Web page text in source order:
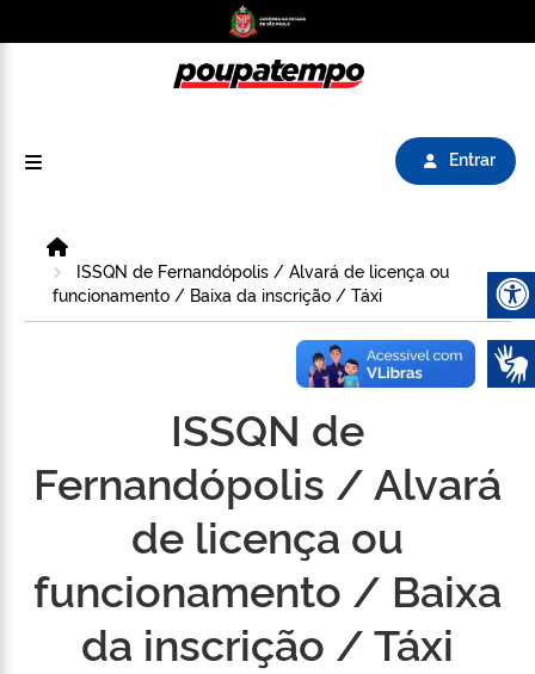
Entrar
ISSQN de Fernandópolis / Alvará de licença ou
funcionamento / Baixa da inscrição / Táxi
ISSQN de
Fernandópolis / Alvará
de licença ou
funcionamento / Baixa
da inscrição / Táxi